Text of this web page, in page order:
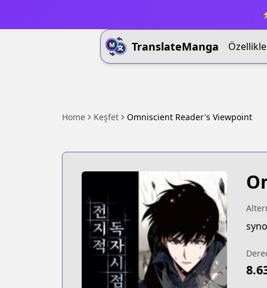
TranslateManga
Home Keşfet Omniscient Reader's Viewpoint